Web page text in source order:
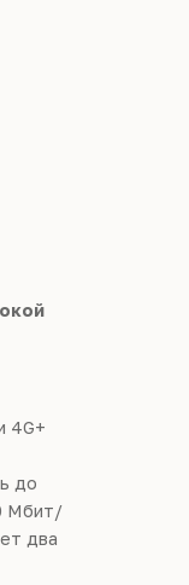
4G+
до
Мбит/
два